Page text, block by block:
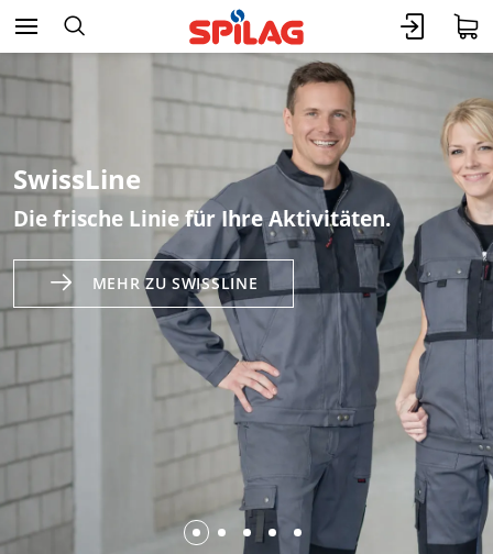
SwissLine
Die frische Linie für Ihre Aktivitäten.
MEHR ZU SWISSLINE